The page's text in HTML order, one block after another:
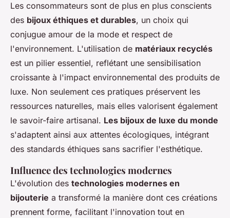
Les consommateurs sont de plus en plus conscients
des bijoux éthiques et durables, un choix qui
conjugue amour de la mode et respect de
l'environnement. L'utilisation de matériaux recyclés
est un pilier essentiel, reflétant une sensibilisation
croissante à l'impact environnemental des produits de
luxe. Non seulement ces pratiques préservent les
ressources naturelles, mais elles valorisent également
le savoir-faire artisanal. Les bijoux de luxe du monde
s'adaptent ainsi aux attentes écologiques, intégrant
des standards éthiques sans sacrifier l'esthétique.
Influence des technologies modernes
L'évolution des technologies modernes en
bijouterie a transformé la manière dont ces créations
prennent forme, facilitant l'innovation tout en